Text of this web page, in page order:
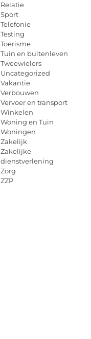
Relatie
Sport
Telefonie
Testing
Toerisme
Tuin en buitenleven
Tweewielers
Uncategorized
Vakantie
Verbouwen
Vervoer en transport
Winkelen
Woning en Tuin
Woningen
Zakelijk
Zakelijke
dienstverlening
Zorg
ZZP